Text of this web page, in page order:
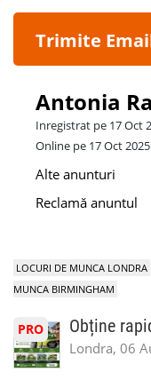
Trimite
Antonia
Inregistrat pe 17 Oct
Online pe 17 Oct 2025
Alte anunturi
Reclamă anuntul
LOCURI DE MUNCA LONDRA
MUNCA BIRMINGHAM
PRO Obține
Londra, 06